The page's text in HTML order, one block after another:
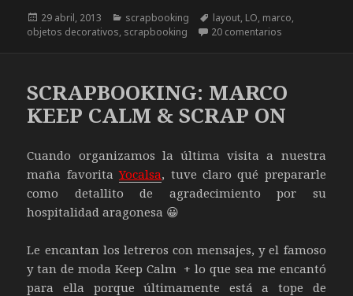
Publicado
el
29 abril, 2013 Categorías
scrapbooking Etiquetas
layout, LO, marco,
objetos decorativos, scrapbooking 20 comentarios
SCRAPBOOKING: MARCO
KEEP CALM & SCRAP ON
Cuando organizamos la última visita a nuestra
maña favoritaYocalsa, tuve claro qué prepararle
como detallito de agradecimiento por su
hospitalidad aragonesa 😀
Le encantan los letreros con mensajes, y el famoso
y tan de moda Keep Calm + lo que sea me encantó
para ella porque últimamente está a tope de